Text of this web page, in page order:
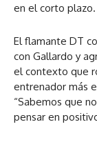
en el corto plazo.
El flamante DT
con Gallardo y
el contexto que
entrenador más
“Sabemos que
pensar en